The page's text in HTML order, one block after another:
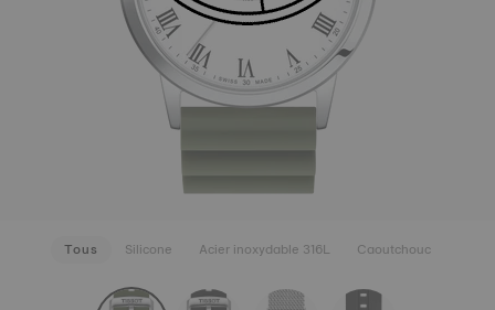
Tous Silicone Acier inoxydable 316L Caoutchouc
strapConfigurator